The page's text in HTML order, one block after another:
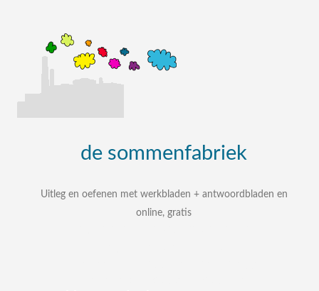
de sommenfabriek
Uitleg en oefenen met werkbladen + antwoordbladen en
online, gratis